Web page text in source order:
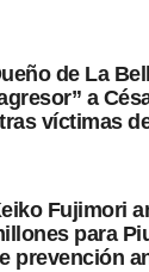
c
i
ó
de La
a
víctimas
Fujimori
para
prevención